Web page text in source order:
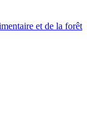
et de la forêt